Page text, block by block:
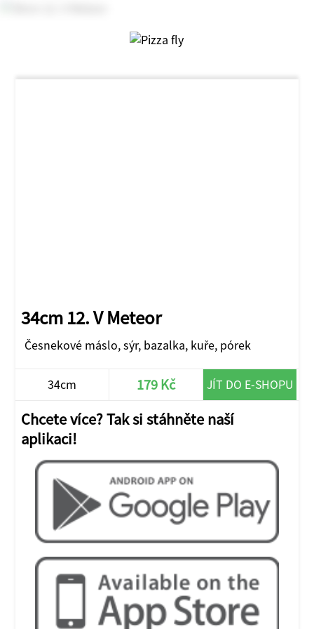
34cm 12. V Meteor
Česnekové máslo, sýr, bazalka, kuře, pórek
34cm 179 Kč JÍT DO E-SHOPU
Chcete více? Tak si stáhněte naší
aplikaci!